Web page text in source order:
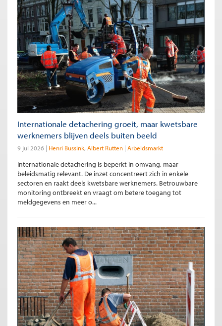
Internationale detachering groeit, maar kwetsbare
werknemers blijven deels buiten beeld
9 jul 2026 Henri Bussink Albert Rutten Arbeidsmarkt
Internationale detachering is beperkt in omvang, maar
beleidsmatig relevant. De inzet concentreert zich in enkele
sectoren en raakt deels kwetsbare werknemers. Betrouwbare
monitoring ontbreekt en vraagt om betere toegang tot
meldgegevens en meer o...